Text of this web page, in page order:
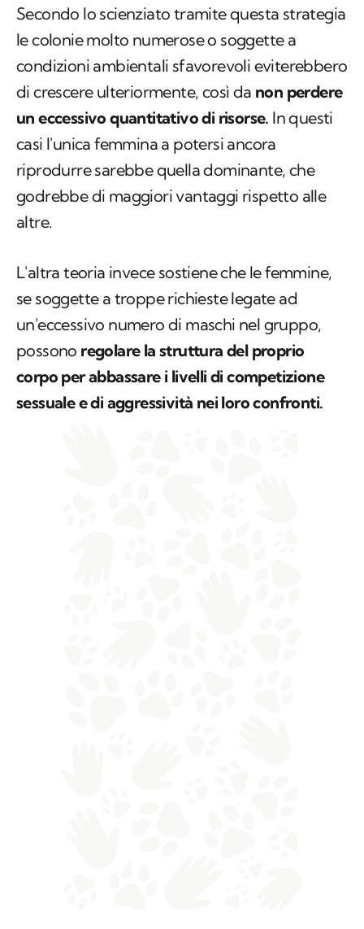
Secondo lo scienziato tramite questa strategia
le colonie molto numerose o soggette a
condizioni ambientali sfavorevoli eviterebbero
di crescere ulteriormente, così da non perdere
un eccessivo quantitativo di risorse. In questi
casi l'unica femmina a potersi ancora
riprodurre sarebbe quella dominante, che
godrebbe di maggiori vantaggi rispetto alle
altre.
L'altra teoria invece sostiene che le femmine,
se soggette a troppe richieste legate ad
un'eccessivo numero di maschi nel gruppo,
possono regolare la struttura del proprio
corpo per abbassare i livelli di competizione
sessuale e di aggressività nei loro confronti.